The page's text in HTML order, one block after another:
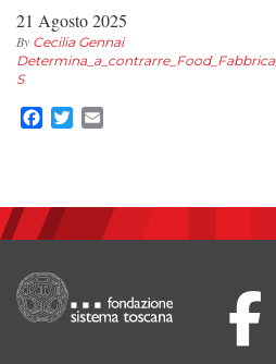
21 Agosto 2025
By Cecilia Gennai
S
Facebook
Twitter